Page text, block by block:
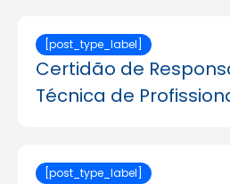
[post_type_label]
Certidão de
Técnica de
[post_type_label]